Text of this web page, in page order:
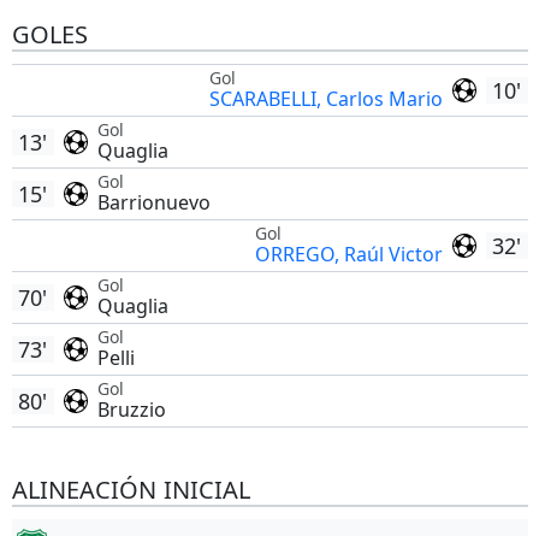
GOLES
10'
Gol
SCARABELLI, Carlos Mario
Gol
Quaglia
13'
Gol
Barrionuevo
15'
32'
Gol
ORREGO, Raúl Victor
Gol
Quaglia
70'
Gol
Pelli
73'
Gol
Bruzzio
80'
ALINEACIÓN INICIAL